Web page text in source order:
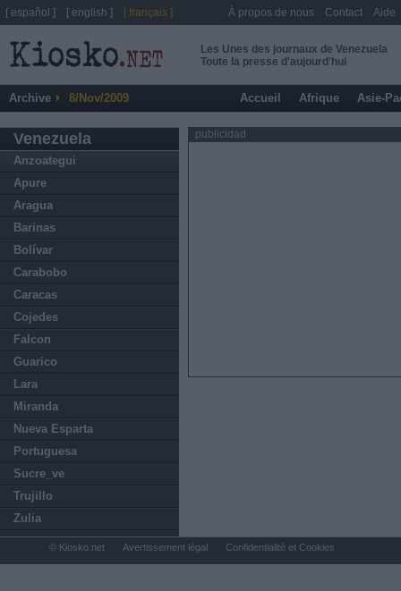
Les Unes des journaux de Venezuela
Toute la presse d'aujourd'hui
Archive 8/Nov/2009 Accueil Afrique Asie-
Venezuela
Anzoategui
Apure
Aragua
Barinas
Bolívar
Carabobo
Caracas
Cojedes
Falcon
Guarico
Lara
Miranda
Nueva Esparta
Portuguesa
Sucre_ve
Trujillo
Zulia
publicidad
[ español ] [ english ] [ français ] À propos de nous Contact Aide
© Kiosko.net Avertissement légal Confidentialité et Cookies